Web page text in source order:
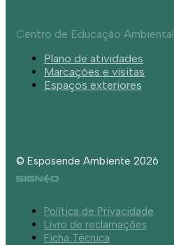
Centro de Educação Ambiental
Plano de atividades
Marcações e visitas
Espaços exteriores
© Esposende Ambiente 2026
Política de Privacidade
Livro de reclamações
Ficha Técnica